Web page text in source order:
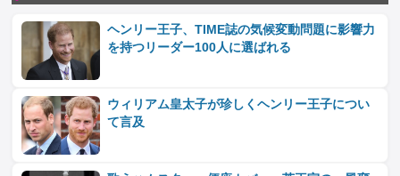
ヘンリー王子、TIME誌の気候変動問題に影響力
を持つリーダー100人に選ばれる
ウィリアム皇太子が珍しくヘンリー王子につい
て言及